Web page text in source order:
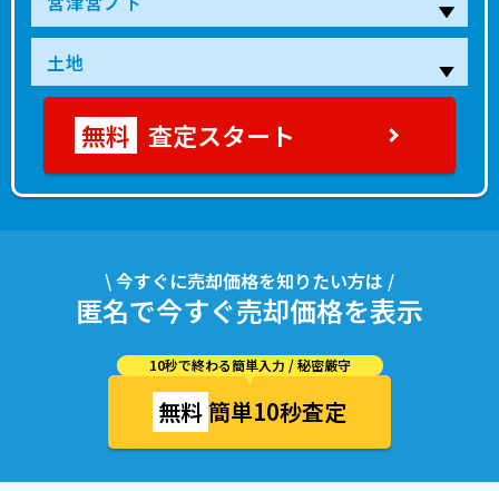
査定スタート
\ 今すぐに売却価格を知りたい方は /
匿名で今すぐ売却価格を表示
10秒で終わる簡単入力 / 秘密厳守
無料簡単10秒査定